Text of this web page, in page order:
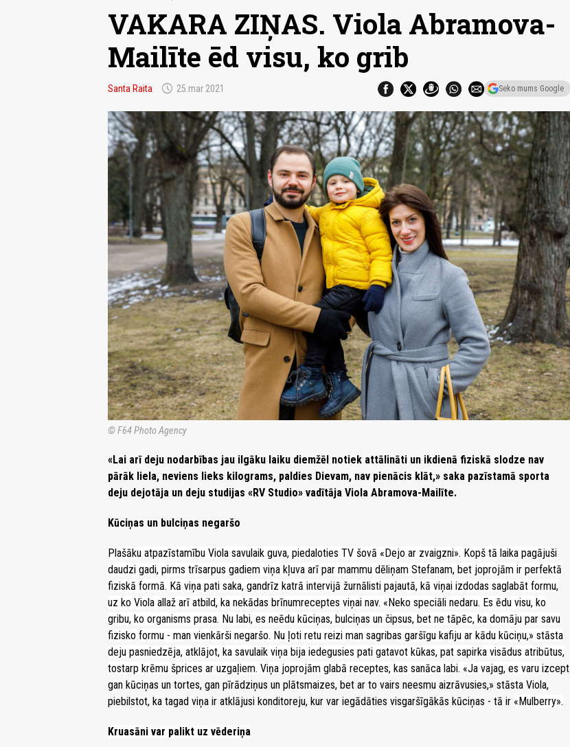
VAKARA ZIŅAS. Viola Abramova-
Mailīte ēd visu, ko grib
Santa Raita schedule 25.mar 2021 Seko mums Google
© F64 Photo Agency
«Lai arī deju nodarbības jau ilgāku laiku diemžēl notiek attālināti un ikdienā fiziskā slodze nav
pārāk liela, neviens lieks kilograms, paldies Dievam, nav pienācis klāt,» saka pazīstamā sporta
deju dejotāja un deju studijas «RV Studio» vadītāja Viola Abramova-Mailīte.
Kūciņas un bulciņas negaršo
Plašāku atpazīstamību Viola savulaik guva, piedaloties TV šovā «Dejo ar zvaigzni». Kopš tā laika pagājuši
daudzi gadi, pirms trīsarpus gadiem viņa kļuva arī par mammu dēliņam Stefanam, bet joprojām ir perfektā
fiziskā formā. Kā viņa pati saka, gandrīz katrā intervijā žurnālisti pajautā, kā viņai izdodas saglabāt formu,
uz ko Viola allaž arī atbild, ka nekādas brīnumreceptes viņai nav. «Neko speciāli nedaru. Es ēdu visu, ko
gribu, ko organisms prasa. Nu labi, es neēdu kūciņas, bulciņas un čipsus, bet ne tāpēc, ka domāju par savu
fizisko formu - man vienkārši negaršo. Nu ļoti retu reizi man sagribas garšīgu kafiju ar kādu kūciņu,» stāsta
deju pasniedzēja, atklājot, ka savulaik viņa bija iedegusies pati gatavot kūkas, pat sapirka visādus atribūtus,
tostarp krēmu šprices ar uzgaļiem. Viņa joprojām glabā receptes, kas sanāca labi. «Ja vajag, es varu izcept
gan kūciņas un tortes, gan pīrādziņus un plātsmaizes, bet ar to vairs neesmu aizrāvusies,» stāsta Viola,
piebilstot, ka tagad viņa ir atklājusi konditoreju, kur var iegādāties visgaršīgākās kūciņas - tā ir «Mulberry».
Kruasāni var palikt uz vēderiņa